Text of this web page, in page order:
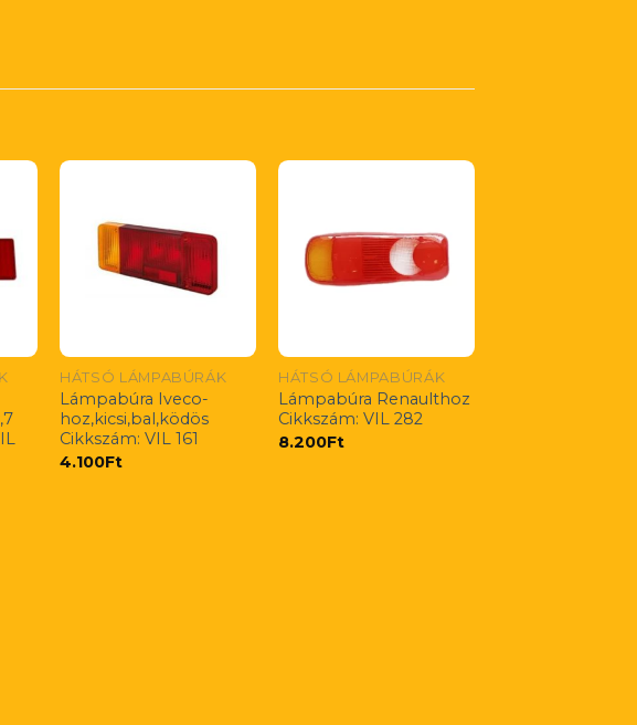
HÁTSÓ LÁMPABÚRÁK
Lámpabúra Iveco-
hoz,kicsi,bal,ködös
Cikkszám: VIL 161
4.100Ft
HÁTSÓ LÁMPABÚRÁK
Lámpabúra Renaulthoz
Cikkszám: VIL 282
8.200Ft